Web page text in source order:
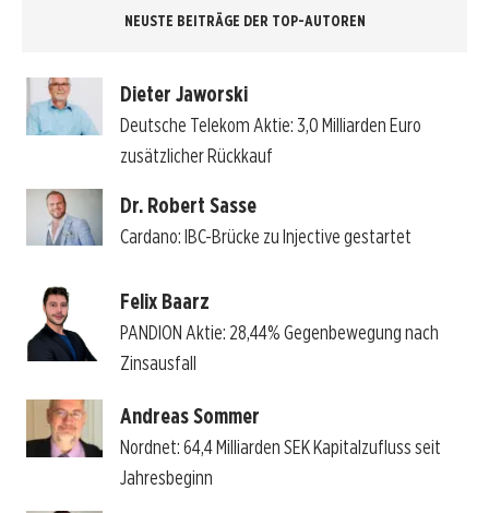
NEUSTE BEITRÄGE DER TOP-AUTOREN
Dieter Jaworski
Deutsche Telekom Aktie: 3,0 Milliarden Euro
zusätzlicher Rückkauf
Dr. Robert Sasse
Cardano: IBC-Brücke zu Injective gestartet
Felix Baarz
PANDION Aktie: 28,44% Gegenbewegung nach
Zinsausfall
Andreas Sommer
Nordnet: 64,4 Milliarden SEK Kapitalzufluss seit
Jahresbeginn